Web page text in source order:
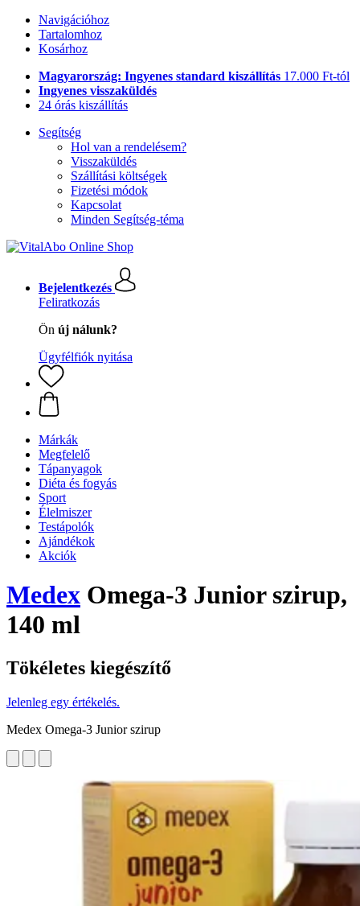
Navigációhoz
Tartalomhoz
Kosárhoz
Magyarország: Ingyenes standard kiszállítás 17.000 Ft-tól
Ingyenes visszaküldés
24 órás kiszállítás
Segítség
Hol van a rendelésem?
Visszaküldés
Szállítási költségek
Fizetési módok
Kapcsolat
Minden Segítség-téma
Bejelentkezés
Feliratkozás
Ön új nálunk?
Ügyfélfiók nyitása
Márkák
Megfelelő
Tápanyagok
Diéta és fogyás
Sport
Élelmiszer
Testápolók
Ajándékok
Akciók
Medex Omega-3 Junior szirup,
140 ml
Tökéletes kiegészítő
Jelenleg egy értékelés.
Medex Omega-3 Junior szirup